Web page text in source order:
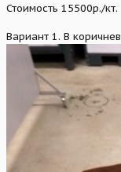
Стоимость 15500р./кт.
Вариант 1. В